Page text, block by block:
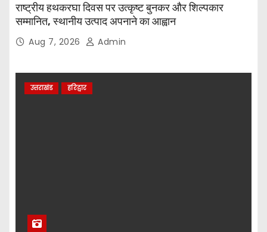
राष्ट्रीय हथकरघा दिवस पर उत्कृष्ट बुनकर और शिल्पकार
सम्मानित, स्थानीय उत्पाद अपनाने का आह्वान
Aug 7, 2026 Admin
उत्तराखंड हरिद्वार